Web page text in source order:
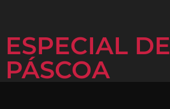
ESPECIAL DE
PÁSCOA